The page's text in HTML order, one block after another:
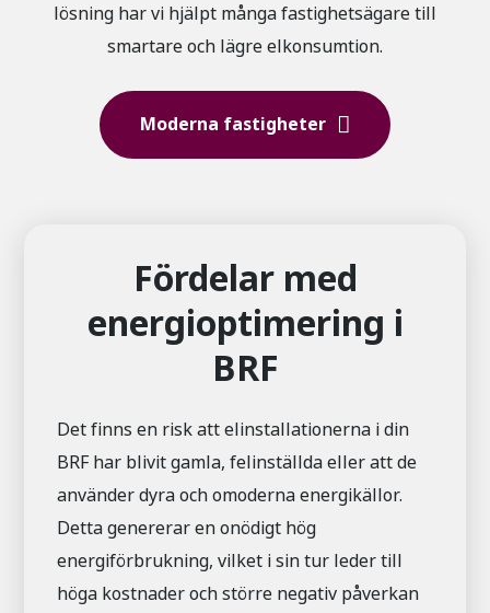
lösning har vi hjälpt många fastighetsägare till
smartare och lägre elkonsumtion.
Moderna fastigheter
Fördelar med
energioptimering i
BRF
Det finns en risk att elinstallationerna i din
BRF har blivit gamla, felinställda eller att de
använder dyra och omoderna energikällor.
Detta genererar en onödigt hög
energiförbrukning, vilket i sin tur leder till
höga kostnader och större negativ påverkan